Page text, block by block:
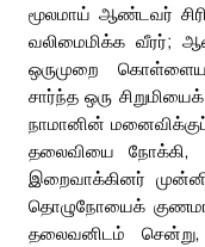
மூலமாய் ஆண்டவர்
வலிமைமிக்க வீரர்;
ஒருமுறை
சார்ந்த ஒரு
நாமானின்
தலைவியை நோக்கி,
இறைவாக்கினர்
தொழுநோயைக்
தலைவனிடம் சென்று,